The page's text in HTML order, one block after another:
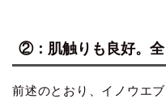
②：肌触りも良好。
前述のとおり、イノウエ